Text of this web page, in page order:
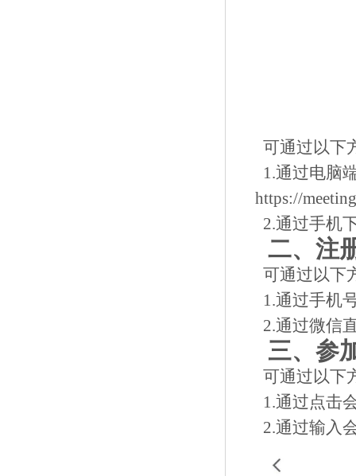
可通过以下
1.通过电脑
https://
2.通过手机
二、注
可通过以下
1.通过手机
2.通过微信
三、参
可通过以下
1.通过点击
2.通过输入